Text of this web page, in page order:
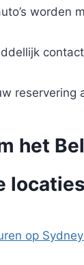
worden
reservering
het
op